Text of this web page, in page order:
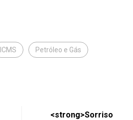
ICMS Petróleo e Gás
<strong>Sorriso